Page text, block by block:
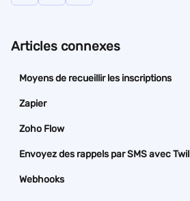
Articles connexes
Moyens de recueillir les inscriptions
Zapier
Zoho Flow
Envoyez des rappels par SMS avec
Webhooks